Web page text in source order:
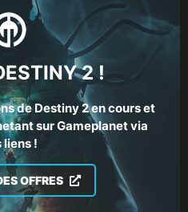
2 !
de Destiny 2 en cours et
sur Gameplanet via
liens !
OFFRES